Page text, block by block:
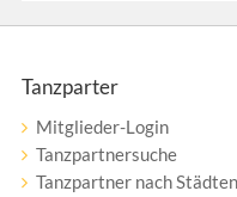
Tanzparter
Mitglieder-Login
Tanzpartnersuche
Tanzpartner nach Städten